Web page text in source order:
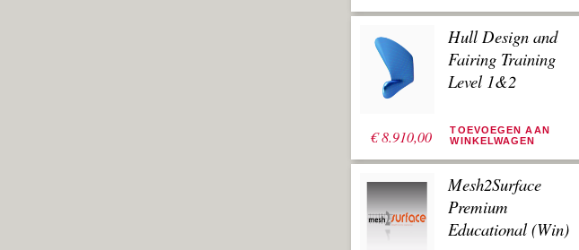
professioneel in het
creëren van een elegante
romp definitie en een fijn
gestrookte romp. Deze
service hebben we
cursisten problemen
ondervinden om de
training volledig in hun
workflow te integreren.
Gebruik uw uren wanneer
u ons nodig hebt. Wij
houden het totaal van de
gemaakte uren bij en
€8.910,00
Hull Design and
Fairing Training
Level 1&2
TOEVOEGEN AAN
WINKELWAGEN
Mesh2Surface
Premium
Educational (Win)